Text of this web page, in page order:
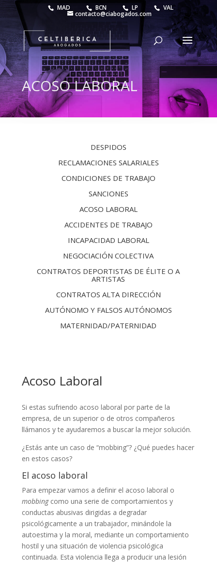
MAD BCN LP VAL
contacto@ciabogados.com
ACOSO LABORAL
DESPIDOS
RECLAMACIONES SALARIALES
CONDICIONES DE TRABAJO
SANCIONES
ACOSO LABORAL
ACCIDENTES DE TRABAJO
INCAPACIDAD LABORAL
NEGOCIACIÓN COLECTIVA
CONTRATOS DEPORTISTAS DE ÉLITE O A
ARTISTAS
CONTRATOS ALTA DIRECCIÓN
AUTÓNOMO Y FALSOS AUTÓNOMOS
MATERNIDAD/PATERNIDAD
Acoso Laboral
Si estas sufriendo acoso laboral por parte de la
empresa, de un superior o de otros compañeros
llámanos y te ayudaremos a buscar la mejor solución.
¿Estás ante un caso de “mobbing”? ¿Qué puedes hacer
en estos casos?
El acoso laboral
Para empezar vamos a definir el acoso laboral o
mobbing como una serie de comportamientos y
conductas abusivas dirigidas a degradar
psicológicamente a un trabajador, minándole la
autoestima y la moral, mediante un comportamiento
hostil y una situación de violencia psicológica
continuada. Esta violencia llega a producir una lesión